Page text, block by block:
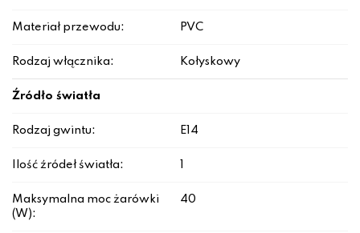
Materiał przewodu: PVC
Rodzaj włącznika: Kołyskowy
Źródło światła
Rodzaj gwintu: E14
Ilość źródeł światła:
Maksymalna moc żarówki
(W):
40